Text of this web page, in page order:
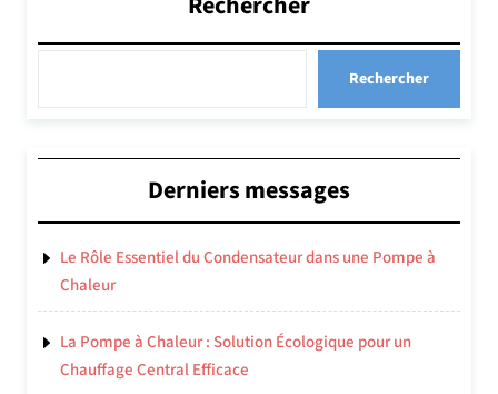
Rechercher
Derniers messages
Le Rôle Essentiel du Condensateur dans une Pompe à
Chaleur
La Pompe à Chaleur : Solution Écologique pour un
Chauffage Central Efficace